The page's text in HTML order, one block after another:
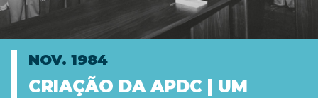
NOV. 1984
CRIAÇÃO DA APDC | UM